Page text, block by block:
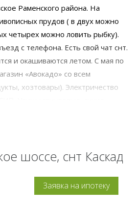
Раменского района. На
прудов ( в двух можно
четырех можно ловить рыбку).
с телефона. Есть свой чат снт.
и окашиваются летом. С мая по
«Авокадо» со всем
хозтовары). Электричество
мебель, установлена антенна
жили ежегодно около 6
На потолке в комнате
для дополнительного тепла.
шоссе, снт Каскад
Заявка на ипотеку